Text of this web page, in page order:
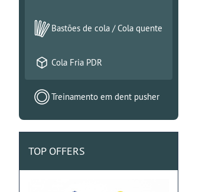
Bastões de cola / Cola quente
Cola Fria PDR
Treinamento em dent pusher
TOP OFFERS